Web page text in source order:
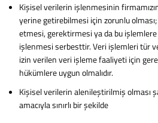
Kişisel verilerin işlenmesinin
yerine getirebilmesi için zorunlu
etmesi, gerektirmesi ya da bu
işlenmesi serbesttir. Veri işlemleri tür
izin verilen veri işleme faaliyeti için
hükümlere uygun olmalıdır.
Kişisel verilerin alenileştirilmiş olması
amacıyla sınırlı bir şekilde